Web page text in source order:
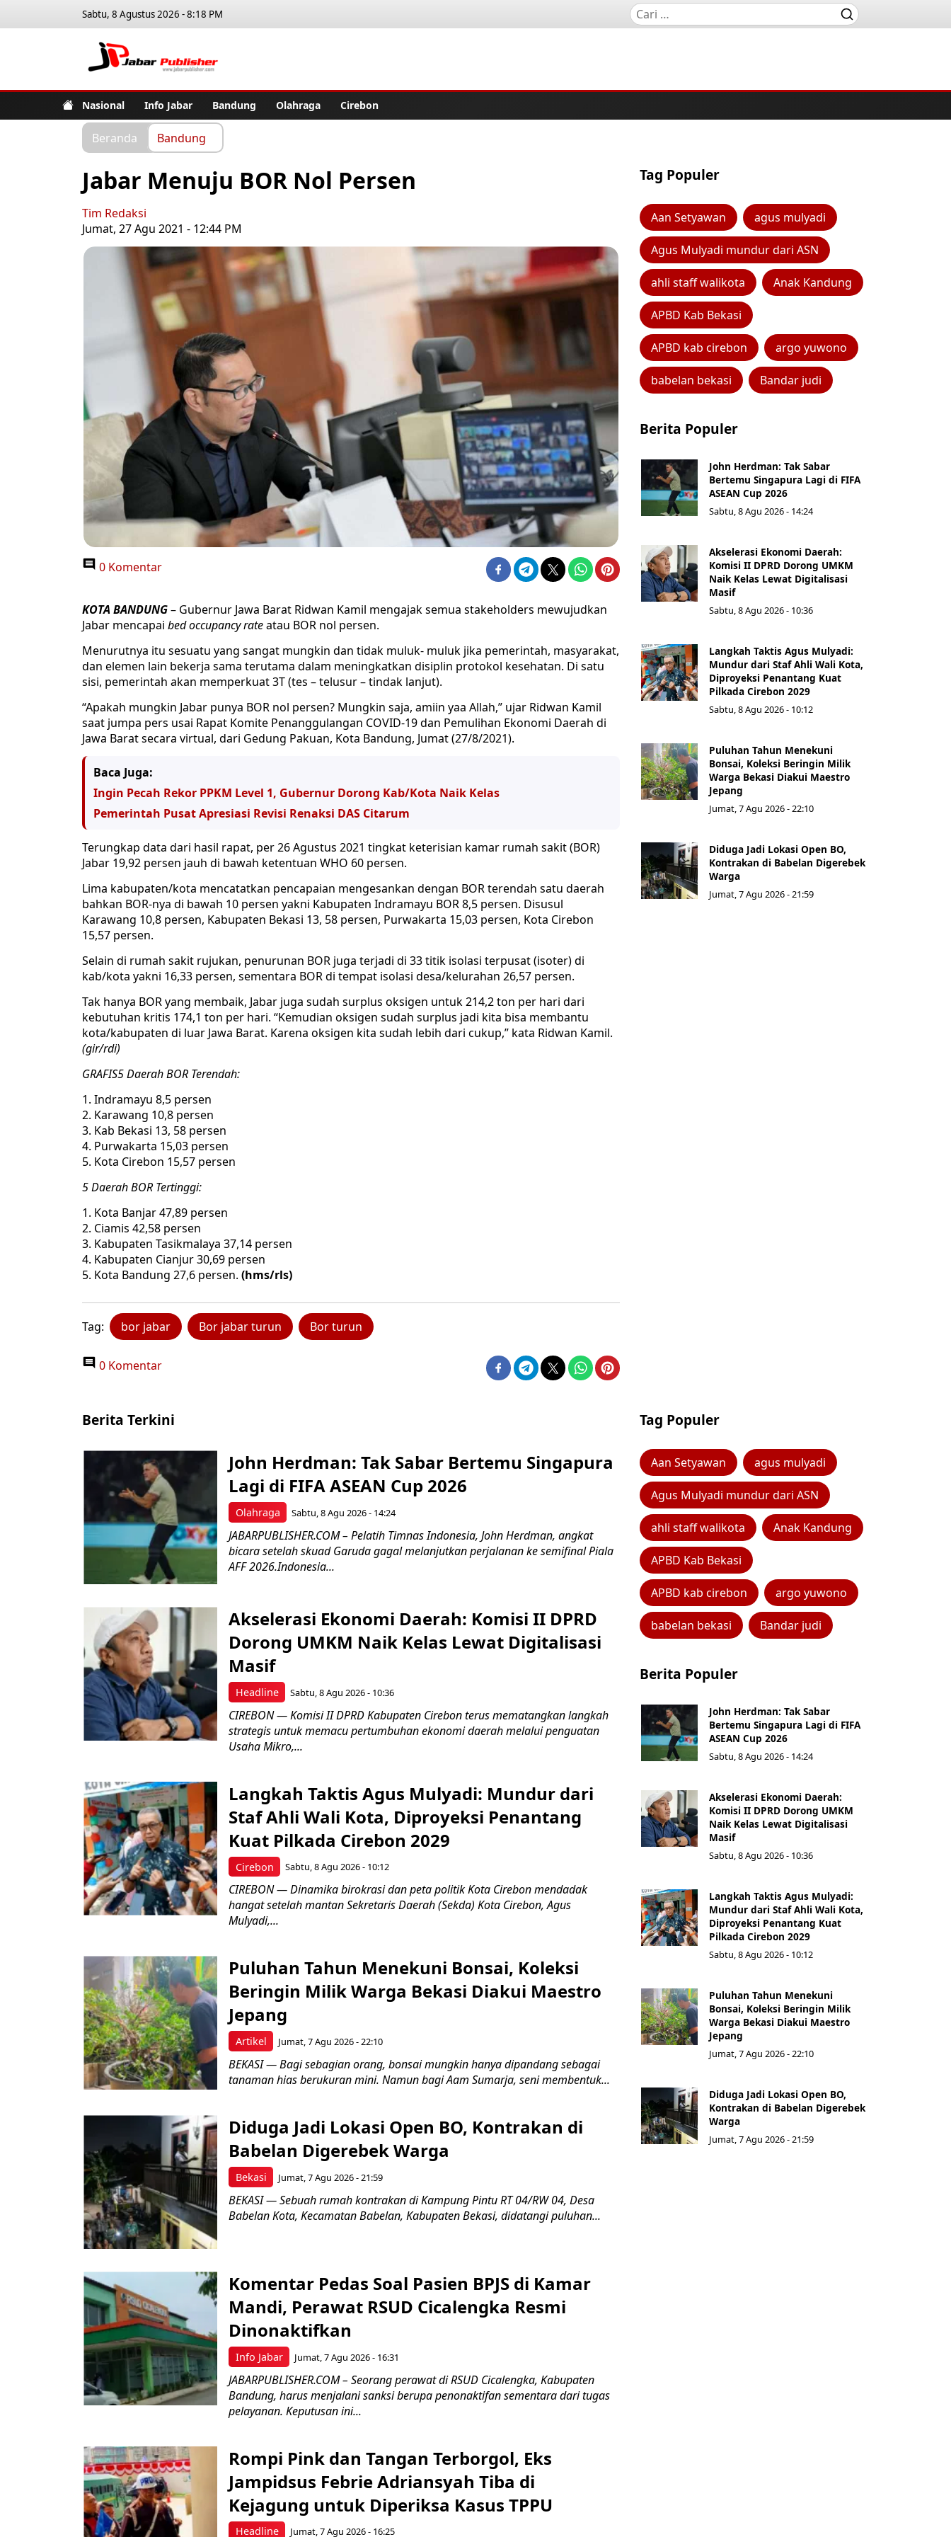
Sabtu, 8 Agustus 2026 - 8:18 PM
Nasional Info Jabar Bandung Olahraga Cirebon
Beranda Bandung
Jabar Menuju BOR Nol Persen
Tim Redaksi
Jumat, 27 Agu 2021 - 12:44 PM
0 Komentar
KOTA BANDUNG– Gubernur Jawa Barat Ridwan Kamil mengajak semua stakeholders mewujudkan
Jabar mencapai bed occupancy rateatau BOR nol persen.
Menurutnya itu sesuatu yang sangat mungkin dan tidak muluk- muluk jika pemerintah, masyarakat,
dan elemen lain bekerja sama terutama dalam meningkatkan disiplin protokol kesehatan. Di satu
sisi, pemerintah akan memperkuat 3T (tes – telusur – tindak lanjut).
“Apakah mungkin Jabar punya BOR nol persen? Mungkin saja, amiin yaa Allah,” ujar Ridwan Kamil
saat jumpa pers usai Rapat Komite Penanggulangan COVID-19 dan Pemulihan Ekonomi Daerah di
Jawa Barat secara virtual, dari Gedung Pakuan, Kota Bandung, Jumat (27/8/2021).
Baca Juga:
Ingin Pecah Rekor PPKM Level 1, Gubernur Dorong Kab/Kota Naik Kelas
Pemerintah Pusat Apresiasi Revisi Renaksi DAS Citarum
Terungkap data dari hasil rapat, per 26 Agustus 2021 tingkat keterisian kamar rumah sakit (BOR)
Jabar 19,92 persen jauh di bawah ketentuan WHO 60 persen.
Lima kabupaten/kota mencatatkan pencapaian mengesankan dengan BOR terendah satu daerah
bahkan BOR-nya di bawah 10 persen yakni Kabupaten Indramayu BOR 8,5 persen. Disusul
Karawang 10,8 persen, Kabupaten Bekasi 13, 58 persen, Purwakarta 15,03 persen, Kota Cirebon
15,57 persen.
Selain di rumah sakit rujukan, penurunan BOR juga terjadi di 33 titik isolasi terpusat (isoter) di
kab/kota yakni 16,33 persen, sementara BOR di tempat isolasi desa/kelurahan 26,57 persen.
Tak hanya BOR yang membaik, Jabar juga sudah surplus oksigen untuk 214,2 ton per hari dari
kebutuhan kritis 174,1 ton per hari. “Kemudian oksigen sudah surplus jadi kita bisa membantu
kota/kabupaten di luar Jawa Barat. Karena oksigen kita sudah lebih dari cukup,” kata Ridwan Kamil.
(gir/rdi)
GRAFIS5 Daerah BOR Terendah:
Indramayu 8,5 persen
Karawang 10,8 persen
Kab Bekasi 13, 58 persen
Purwakarta 15,03 persen
Kota Cirebon 15,57 persen
5 Daerah BOR Tertinggi:
Kota Banjar 47,89 persen
Ciamis 42,58 persen
Kabupaten Tasikmalaya 37,14 persen
Kabupaten Cianjur 30,69 persen
Kota Bandung 27,6 persen. (hms/rls)
Tag: bor jabar Bor jabar turun Bor turun
0 Komentar
Tag Populer
Aan Setyawan agus mulyadi
Agus Mulyadi mundur dari ASN
ahli staff walikota Anak Kandung
APBD Kab Bekasi
APBD kab cirebon argo yuwono
babelan bekasi Bandar judi
Berita Populer
John Herdman: Tak Sabar
Bertemu Singapura Lagi di FIFA
ASEAN Cup 2026
Sabtu, 8 Agu 2026 - 14:24
Akselerasi Ekonomi Daerah:
Komisi II DPRD Dorong UMKM
Naik Kelas Lewat Digitalisasi
Masif
Sabtu, 8 Agu 2026 - 10:36
Langkah Taktis Agus Mulyadi:
Mundur dari Staf Ahli Wali Kota,
Diproyeksi Penantang Kuat
Pilkada Cirebon 2029
Sabtu, 8 Agu 2026 - 10:12
Puluhan Tahun Menekuni
Bonsai, Koleksi Beringin Milik
Warga Bekasi Diakui Maestro
Jepang
Jumat, 7 Agu 2026 - 22:10
Diduga Jadi Lokasi Open BO,
Kontrakan di Babelan Digerebek
Warga
Jumat, 7 Agu 2026 - 21:59
Berita Terkini
Olahraga
John Herdman: Tak Sabar Bertemu Singapura
Lagi di FIFA ASEAN Cup 2026
Sabtu, 8 Agu 2026 - 14:24
JABARPUBLISHER.COM – Pelatih Timnas Indonesia, John Herdman, angkat
bicara setelah skuad Garuda gagal melanjutkan perjalanan ke semifinal Piala
AFF 2026.Indonesia...
Headline
Akselerasi Ekonomi Daerah: Komisi II DPRD
Dorong UMKM Naik Kelas Lewat Digitalisasi
Masif
Sabtu, 8 Agu 2026 - 10:36
CIREBON — Komisi II DPRD Kabupaten Cirebon terus mematangkan langkah
strategis untuk memacu pertumbuhan ekonomi daerah melalui penguatan
Usaha Mikro,...
Cirebon
Langkah Taktis Agus Mulyadi: Mundur dari
Staf Ahli Wali Kota, Diproyeksi Penantang
Kuat Pilkada Cirebon 2029
Sabtu, 8 Agu 2026 - 10:12
CIREBON — Dinamika birokrasi dan peta politik Kota Cirebon mendadak
hangat setelah mantan Sekretaris Daerah (Sekda) Kota Cirebon, Agus
Mulyadi,...
Artikel
Puluhan Tahun Menekuni Bonsai, Koleksi
Beringin Milik Warga Bekasi Diakui Maestro
Jepang
Jumat, 7 Agu 2026 - 22:10
BEKASI — Bagi sebagian orang, bonsai mungkin hanya dipandang sebagai
tanaman hias berukuran mini. Namun bagi Aam Sumarja, seni membentuk...
Bekasi
Diduga Jadi Lokasi Open BO, Kontrakan di
Babelan Digerebek Warga
Jumat, 7 Agu 2026 - 21:59
BEKASI — Sebuah rumah kontrakan di Kampung Pintu RT 04/RW 04, Desa
Babelan Kota, Kecamatan Babelan, Kabupaten Bekasi, didatangi puluhan...
Info Jabar
Komentar Pedas Soal Pasien BPJS di Kamar
Mandi, Perawat RSUD Cicalengka Resmi
Dinonaktifkan
Jumat, 7 Agu 2026 - 16:31
JABARPUBLISHER.COM – Seorang perawat di RSUD Cicalengka, Kabupaten
Bandung, harus menjalani sanksi berupa penonaktifan sementara dari tugas
pelayanan. Keputusan ini...
Headline
Rompi Pink dan Tangan Terborgol, Eks
Jampidsus Febrie Adriansyah Tiba di
Kejagung untuk Diperiksa Kasus TPPU
Jumat, 7 Agu 2026 - 16:25
Tag Populer
Aan Setyawan agus mulyadi
Agus Mulyadi mundur dari ASN
ahli staff walikota Anak Kandung
APBD Kab Bekasi
APBD kab cirebon argo yuwono
babelan bekasi Bandar judi
Berita Populer
John Herdman: Tak Sabar
Bertemu Singapura Lagi di FIFA
ASEAN Cup 2026
Sabtu, 8 Agu 2026 - 14:24
Akselerasi Ekonomi Daerah:
Komisi II DPRD Dorong UMKM
Naik Kelas Lewat Digitalisasi
Masif
Sabtu, 8 Agu 2026 - 10:36
Langkah Taktis Agus Mulyadi:
Mundur dari Staf Ahli Wali Kota,
Diproyeksi Penantang Kuat
Pilkada Cirebon 2029
Sabtu, 8 Agu 2026 - 10:12
Puluhan Tahun Menekuni
Bonsai, Koleksi Beringin Milik
Warga Bekasi Diakui Maestro
Jepang
Jumat, 7 Agu 2026 - 22:10
Diduga Jadi Lokasi Open BO,
Kontrakan di Babelan Digerebek
Warga
Jumat, 7 Agu 2026 - 21:59